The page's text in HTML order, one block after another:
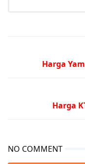
Harga
Harga
NO COMMENT